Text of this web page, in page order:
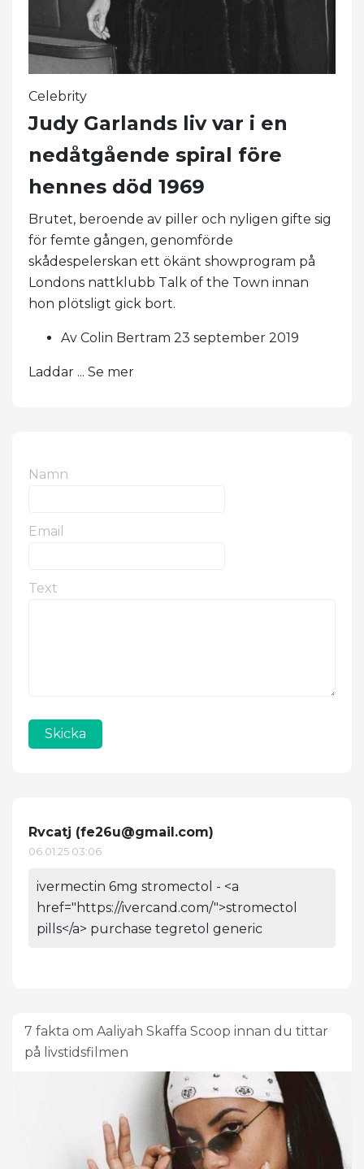
Celebrity
Judy Garlands liv var i en
nedåtgående spiral före
hennes död 1969
Brutet, beroende av piller och nyligen gifte sig
för femte gången, genomförde
skådespelerskan ett ökänt showprogram på
Londons nattklubb Talk of the Town innan
hon plötsligt gick bort.
Av Colin Bertram 23 september 2019
Laddar ... Se mer
Namn
Email
Text
Skicka
Rvcatj (fe26u@gmail.com)
06.01.25 03:06
ivermectin 6mg stromectol - <a
href="https://ivercand.com/">stromectol
pills</a> purchase tegretol generic
7 fakta om Aaliyah Skaffa Scoop innan du tittar
på livstidsfilmen